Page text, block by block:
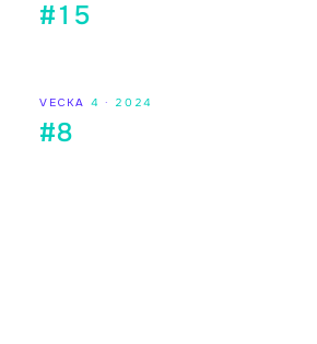
#15
VECKA 4 · 2024
#8